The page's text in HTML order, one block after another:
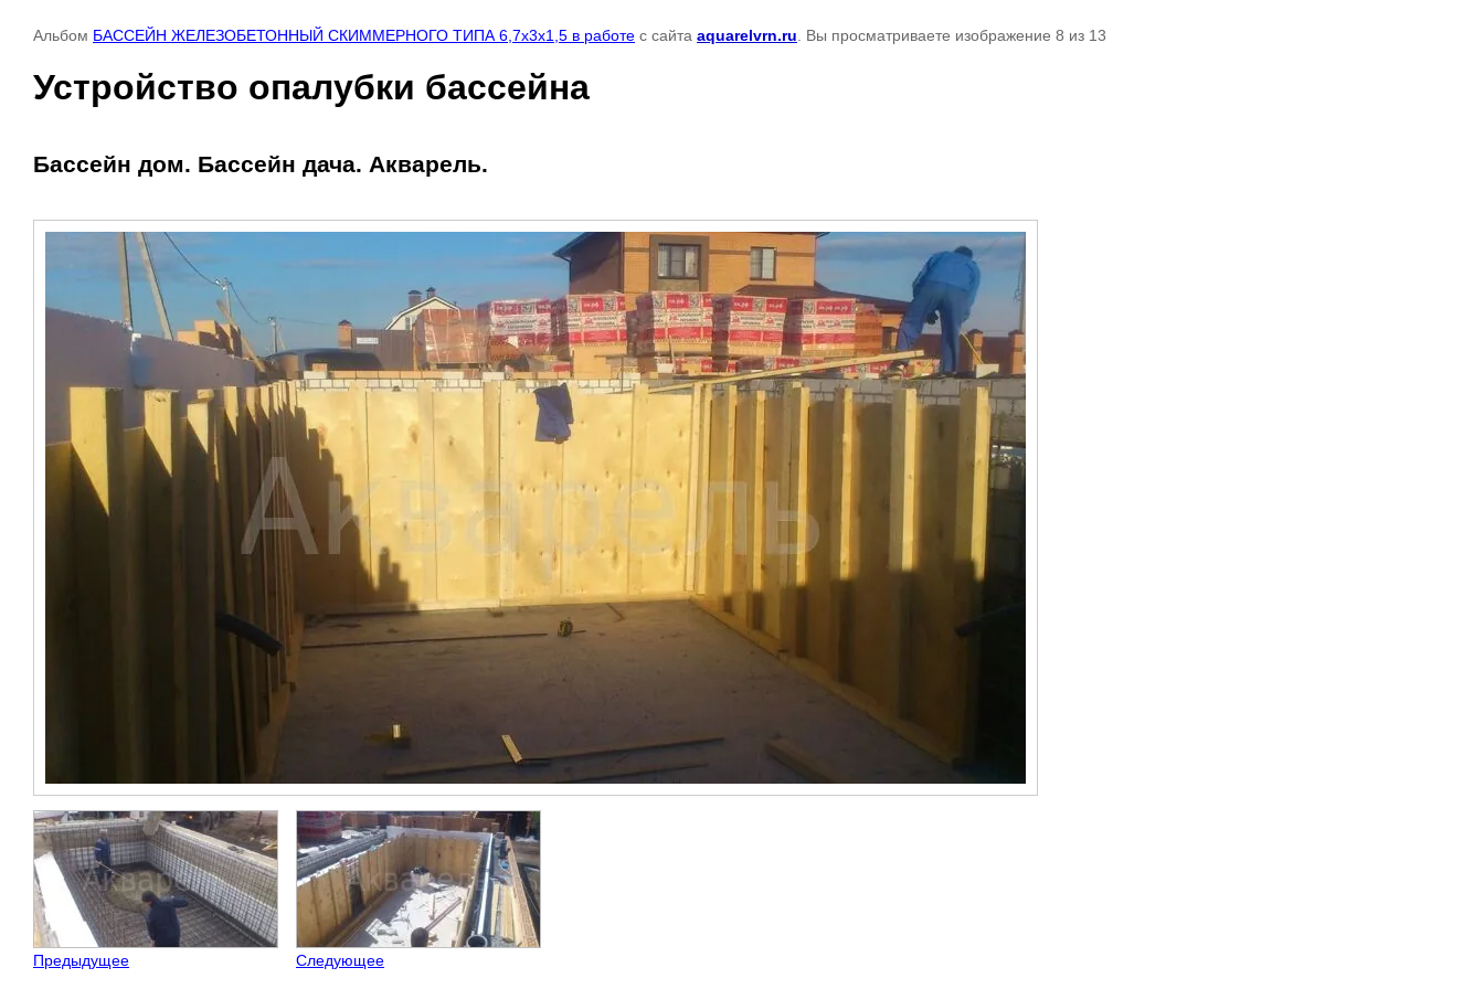
Альбом БАССЕЙН ЖЕЛЕЗОБЕТОННЫЙ СКИММЕРНОГО ТИПА 6,7х3х1,5 в работе с сайта aquarelvrn.ru . Вы просматриваете изображение 8 из 13
Устройство опалубки бассейна
Бассейн дом. Бассейн дача. Акварель.
Предыдущее Следующее